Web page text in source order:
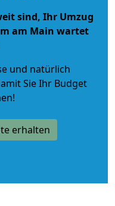
sind, Ihr Umzug
am Main wartet
und natürlich
Sie Ihr Budget
erhalten